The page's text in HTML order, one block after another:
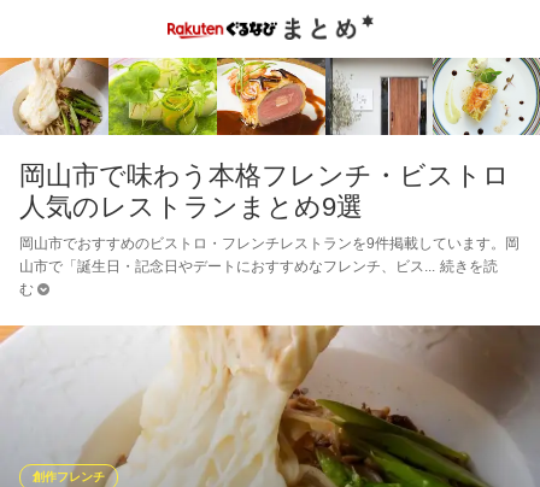
岡山市で味わう本格フレンチ・ビストロ
人気のレストランまとめ9選
岡山市でおすすめのビストロ・フレンチレストランを9件掲載しています。岡
山市で「誕生日・記念日やデートにおすすめなフレンチ、ビス
続きを読
む
創作フレンチ